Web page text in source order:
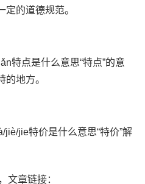
的道德规范。
特点是什么意思“特点”的意
地方。
jiè/jie特价是什么意思“特价”解
文章链接：